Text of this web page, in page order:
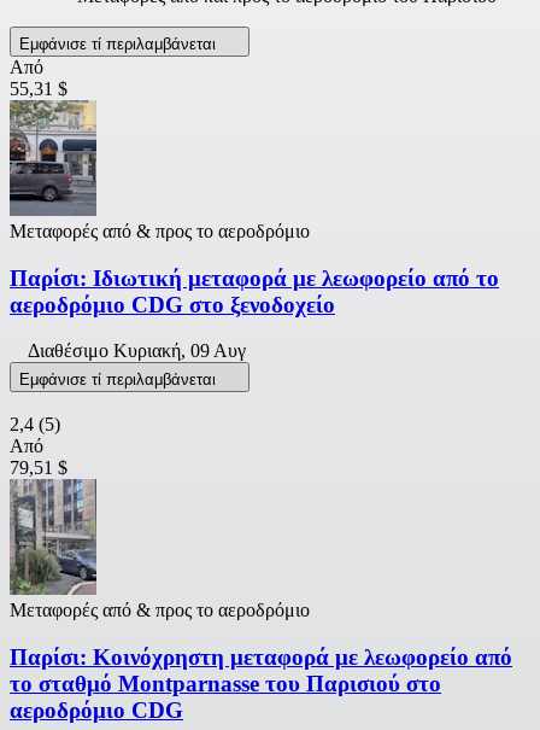
Εμφάνισε τί περιλαμβάνεται
Από
55,31 $
Μεταφορές από & προς το αεροδρόμιο
Παρίσι: Ιδιωτική μεταφορά με λεωφορείο από το
αεροδρόμιο CDG στο ξενοδοχείο
Διαθέσιμο Κυριακή, 09 Αυγ
Εμφάνισε τί περιλαμβάνεται
2,4 (5)
Από
79,51 $
Μεταφορές από & προς το αεροδρόμιο
Παρίσι: Κοινόχρηστη μεταφορά με λεωφορείο από
το σταθμό Montparnasse του Παρισιού στο
αεροδρόμιο CDG